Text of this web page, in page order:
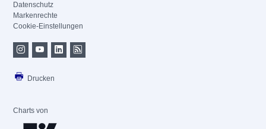
Datenschutz
Markenrechte
Cookie-Einstellungen
Drucken
Charts von